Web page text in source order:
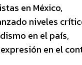
en México,
niveles
en el país,
en el